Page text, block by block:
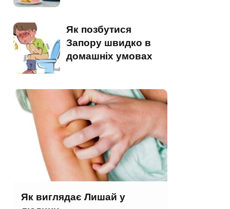
Як позбутися
Запору швидко в
домашніх умовах
Як виглядає Лишай у